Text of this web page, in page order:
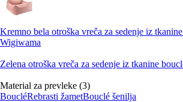
Kremno bela otroška vreča za sedenje iz
Wigiwama
Zelena otroška vreča za sedenje iz tkanine
Material za prevleke (3)
BoucléRebrasti žametBouclé šenilja